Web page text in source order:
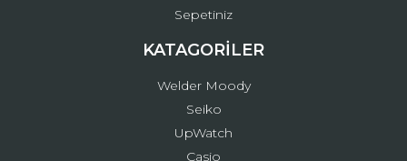
Sepetiniz
KATAGORİLER
Welder Moody
Seiko
UpWatch
Casio